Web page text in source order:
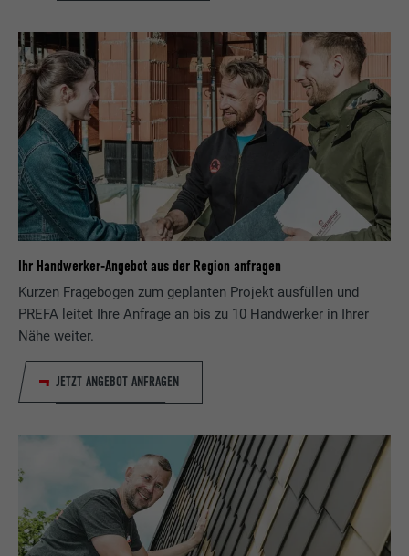
Ihr Handwerker-Angebot aus der Region anfragen
Kurzen Fragebogen zum geplanten Projekt ausfüllen und
PREFA leitet Ihre Anfrage an bis zu 10 Handwerker in Ihrer
Nähe weiter.
JETZT ANGEBOT ANFRAGEN